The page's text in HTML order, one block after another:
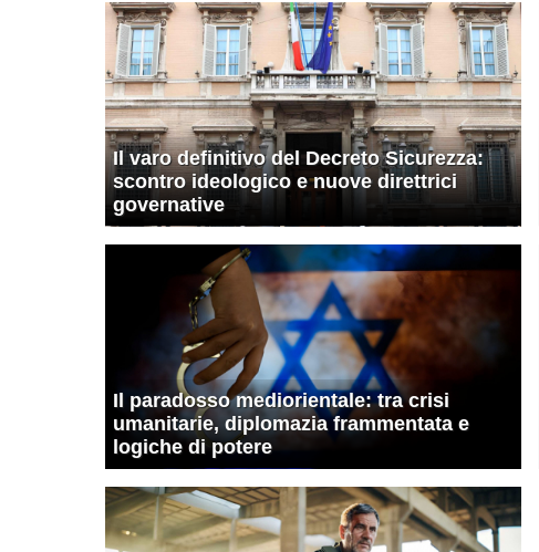
Il varo definitivo del Decreto Sicurezza:
scontro ideologico e nuove direttrici
governative
Il paradosso mediorientale: tra crisi
umanitarie, diplomazia frammentata e
logiche di potere